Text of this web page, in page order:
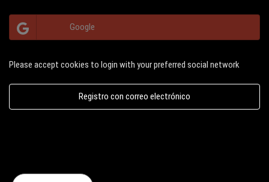
Google
Please accept cookies to login with your preferred social network
Registro con correo electrónico